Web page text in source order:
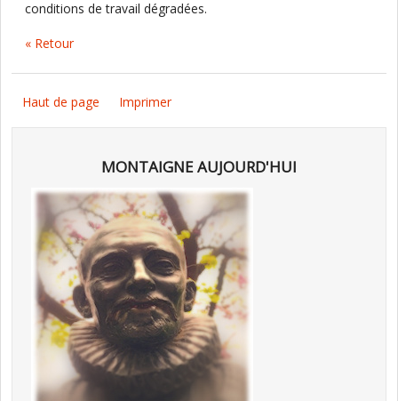
conditions de travail dégradées.
« Retour
Haut de page Imprimer
MONTAIGNE AUJOURD'HUI